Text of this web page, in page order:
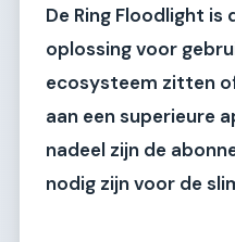
De Ring Floodlight is
oplossing voor
ecosysteem zitten
aan een superieure
nadeel zijn de
nodig zijn voor de